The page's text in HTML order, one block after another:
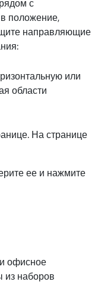
с
положение,
направляющие
или
области
На странице
ее и нажмите
офисное
из наборов